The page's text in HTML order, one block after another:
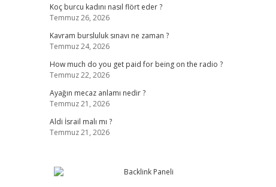
Koç burcu kadını nasıl flört eder ?
Temmuz 26, 2026
Kavram bursluluk sınavı ne zaman ?
Temmuz 24, 2026
How much do you get paid for being on the radio ?
Temmuz 22, 2026
Ayağın mecaz anlamı nedir ?
Temmuz 21, 2026
Aldi İsrail malı mı ?
Temmuz 21, 2026